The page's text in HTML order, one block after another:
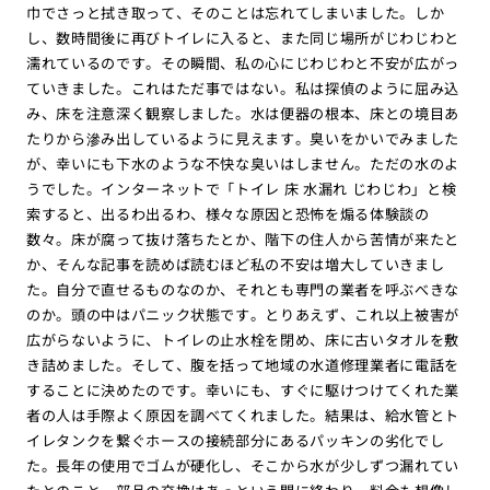
巾でさっと拭き取って、そのことは忘れてしまいました。しか
し、数時間後に再びトイレに入ると、また同じ場所がじわじわと
濡れているのです。その瞬間、私の心にじわじわと不安が広がっ
ていきました。これはただ事ではない。私は探偵のように屈み込
み、床を注意深く観察しました。水は便器の根本、床との境目あ
たりから滲み出しているように見えます。臭いをかいでみました
が、幸いにも下水のような不快な臭いはしません。ただの水のよ
うでした。インターネットで「トイレ 床 水漏れ じわじわ」と検
索すると、出るわ出るわ、様々な原因と恐怖を煽る体験談の
数々。床が腐って抜け落ちたとか、階下の住人から苦情が来たと
か、そんな記事を読めば読むほど私の不安は増大していきまし
た。自分で直せるものなのか、それとも専門の業者を呼ぶべきな
のか。頭の中はパニック状態です。とりあえず、これ以上被害が
広がらないように、トイレの止水栓を閉め、床に古いタオルを敷
き詰めました。そして、腹を括って地域の水道修理業者に電話を
することに決めたのです。幸いにも、すぐに駆けつけてくれた業
者の人は手際よく原因を調べてくれました。結果は、給水管とト
イレタンクを繋ぐホースの接続部分にあるパッキンの劣化でし
た。長年の使用でゴムが硬化し、そこから水が少しずつ漏れてい